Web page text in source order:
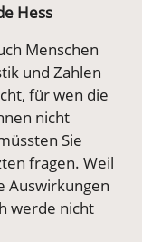
Hess
Menschen
und Zahlen
für wen die
nicht
Sie
fragen. Weil
Auswirkungen
werde nicht